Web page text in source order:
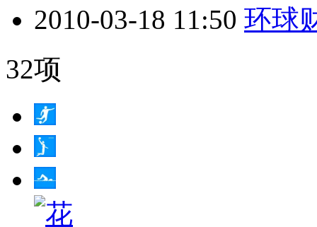
2010-03-18 11:50 环球
32项